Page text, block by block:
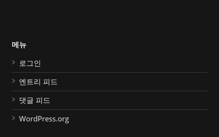
메뉴
로그인
엔트리 피드
댓글 피드
WordPress.org